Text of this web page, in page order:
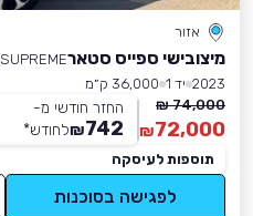
אזור
מיצובישי ספייס סטארSUPREME
2023 יד 1
36,000 ק״מ
74,000 ₪
72,000
₪
החזר חודשי מ-
742
₪לחודש*
תוספות לעיסקה
לפגישה בסוכנות